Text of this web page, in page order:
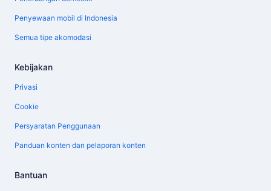
Penyewaan mobil di Indonesia
Semua tipe akomodasi
Kebijakan
Privasi
Cookie
Persyaratan Penggunaan
Panduan konten dan pelaporan konten
Bantuan